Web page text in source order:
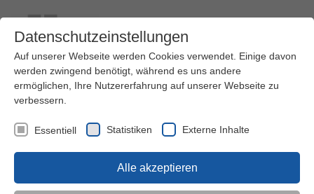
Kontakt Ihre Meinung ist uns wichtig!
Kinder (0-6)
Datenschutzeinstellungen
Auf unserer Webseite werden Cookies verwendet. Einige davon
werden zwingend benötigt, während es uns andere
ermöglichen, Ihre Nutzererfahrung auf unserer Webseite zu
verbessern.
Essentiell Statistiken Externe Inhalte
Alle akzeptieren